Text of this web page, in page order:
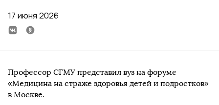
17 июня 2026
Профессор СГМУ представил вуз на форуме
«Медицина на страже здоровья детей и подростков»
в Москве.